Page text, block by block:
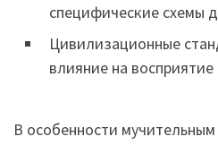
специфические схемы
Цивилизационные
влияние на восприятие
В особенности